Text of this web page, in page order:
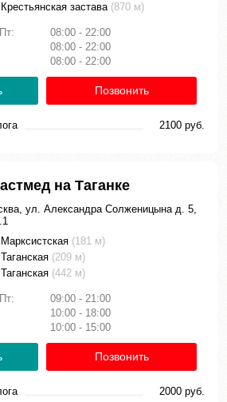
Крестьянская застава (870 м)
08:00 - 22:00
08:00 - 22:00
08:00 - 22:00
Позвонить
2100 руб.
на Таганке
ул. Александра Солженицына д. 5,
Марксистская (181 м)
Таганская (209 м)
Таганская (442 м)
09:00 - 21:00
10:00 - 18:00
10:00 - 15:00
Позвонить
2000 руб.